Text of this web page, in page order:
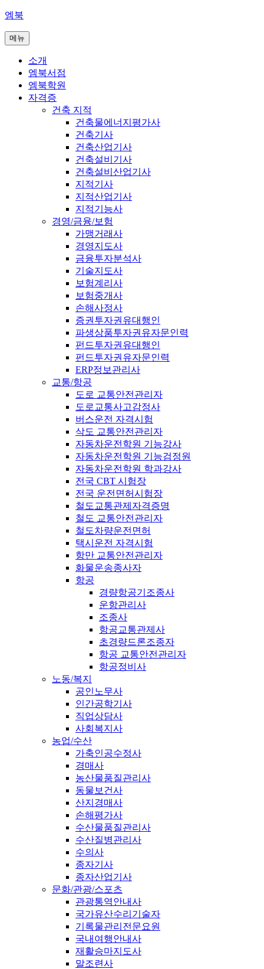
콘
츠
엠북
메뉴
소개
엠북서점
엠북학원
자격증
건축 지적
건축물에너지평가사
건축기사
건축산업기사
건축설비기사
건축설비산업기사
지적기사
지적산업기사
지적기능사
경영/금융/보험
가맹거래사
경영지도사
금융투자분석사
기술지도사
보험계리사
보험중개사
손해사정사
증권투자권유대행인
파생상품투자권유자문인력
펀드투자권유대행인
펀드투자권유자문인력
ERP정보관리사
교통/항공
도로 교통안전관리자
도로교통사고감정사
버스운전 자격시험
삭도 교통안전관리자
자동차운전학원 기능강사
자동차운전학원 기능검정원
자동차운전학원 학과강사
전국 CBT 시험장
전국 운전면허시험장
철도교통관제자격증명
철도 교통안전관리자
철도차량운전면허
택시운전 자격시험
항만 교통안전관리자
화물운송종사자
항공
경량항공기조종사
운항관리사
조종사
항공교통관제사
초경량드론조종자
항공 교통안전관리자
항공정비사
노동/복지
공인노무사
인간공학기사
직업상담사
사회복지사
농업/수산
가축인공수정사
경매사
농산물품질관리사
동물보건사
산지경매사
손해평가사
수산물품질관리사
수산질병관리사
수의사
종자기사
종자산업기사
문화/관광/스포츠
관광통역안내사
국가유산수리기술자
기록물관리전문요원
국내여행안내사
재활승마지도사
말조련사